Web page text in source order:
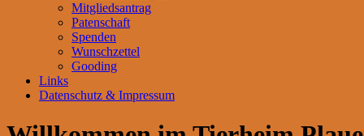
Mitgliedsantrag
Patenschaft
Spenden
Wunschzettel
Gooding
Links
Datenschutz & Impressum